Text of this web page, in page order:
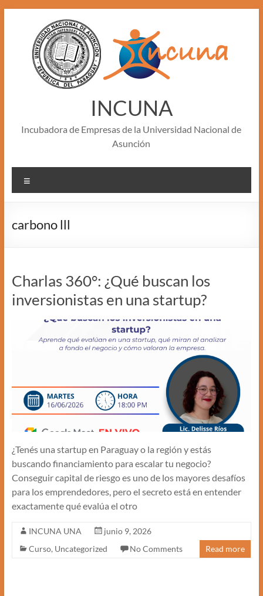
content
INCUNA
Incubadora de Empresas de la Universidad Nacional de
Asunción
carbono lll
Charlas 360°: ¿Qué buscan los
inversionistas en una startup?
¿Tenés una startup en Paraguay o la región y estás
buscando financiamiento para escalar tu negocio?
Conseguir capital de riesgo es uno de los mayores desafíos
para los emprendedores, pero el secreto está en entender
exactamente qué evalúa el otro
INCUNA UNA
junio 9, 2026
Curso, Uncategorized No Comments Read more